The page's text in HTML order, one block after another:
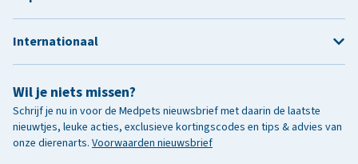
Wil je niets missen?
Schrijf je nu in voor de Medpets nieuwsbrief met daarin de laatste
nieuwtjes, leuke acties, exclusieve kortingscodes en tips & advies van
onze dierenarts. Voorwaarden nieuwsbrief
Internationaal